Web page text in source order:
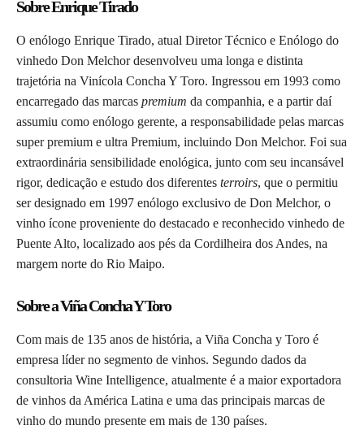
Sobre Enrique Tirado
O enólogo Enrique Tirado, atual Diretor Técnico e Enólogo do
vinhedo Don Melchor desenvolveu uma longa e distinta
trajetória na Vinícola Concha Y Toro. Ingressou em 1993 como
encarregado das marcas premium da companhia, e a partir daí
assumiu como enólogo gerente, a responsabilidade pelas marcas
super premium e ultra Premium, incluindo Don Melchor. Foi sua
extraordinária sensibilidade enológica, junto com seu incansável
rigor, dedicação e estudo dos diferentes terroirs, que o permitiu
ser designado em 1997 enólogo exclusivo de Don Melchor, o
vinho ícone proveniente do destacado e reconhecido vinhedo de
Puente Alto, localizado aos pés da Cordilheira dos Andes, na
margem norte do Rio Maipo.
Sobre a Viña Concha Y Toro
Com mais de 135 anos de história, a Viña Concha y Toro é
empresa líder no segmento de vinhos. Segundo dados da
consultoria Wine Intelligence, atualmente é a maior exportadora
de vinhos da América Latina e uma das principais marcas de
vinho do mundo presente em mais de 130 países.